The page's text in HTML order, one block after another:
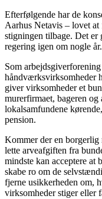
Efterfølgende har de
Aarhus Netavis – lovet
stigningen tilbage. Det er
regering igen om nogle år.
Som
håndværksvirksomheder
giver virksomheder et
murerfirmaet, bageren
lokalsamfundene
pension.
Kommer der en borgerlig
lette arveafgiften fra
mindste kan acceptere at
skabe ro om de
fjerne usikkerheden om,
virksomheder stiger eller